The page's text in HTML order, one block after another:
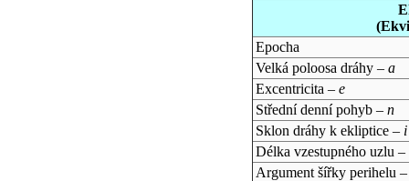
Epocha
Velká poloosa dráhy – a
Excentricita – e
Střední denní pohyb – n
Sklon dráhy k ekliptice – i
Délka vzestupného uzlu –
Argument šířky perihelu